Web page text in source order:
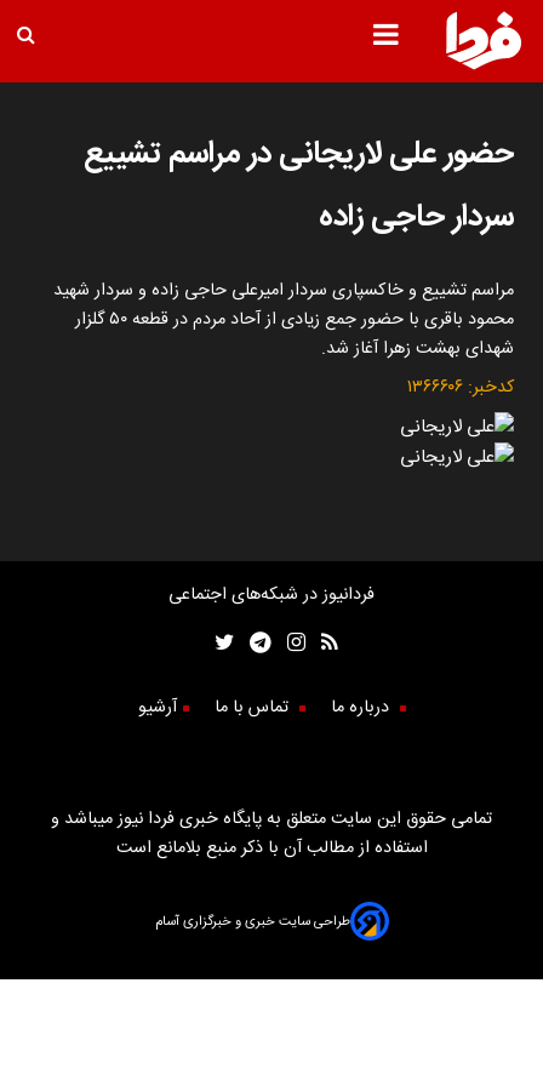
حضور علی لاریجانی در مراسم تشییع
سردار حاجی زاده
مراسم تشییع و خاکسپاری سردار امیرعلی حاجی زاده و سردار شهید
محمود باقری با حضور جمع زیادی از آحاد مردم در قطعه ۵۰ گلزار
شهدای بهشت زهرا آغاز شد.
کدخبر: ۱۳۶۶۶۰۶
فردانیوز در شبکه‌های اجتماعی
درباره ما تماس با ما آرشیو
تمامی حقوق این سایت متعلق به پایگاه خبری فردا نیوز میباشد و
استفاده از مطالب آن با ذکر منبع بلامانع است
طراحی سایت خبری و خبرگزاری آسام